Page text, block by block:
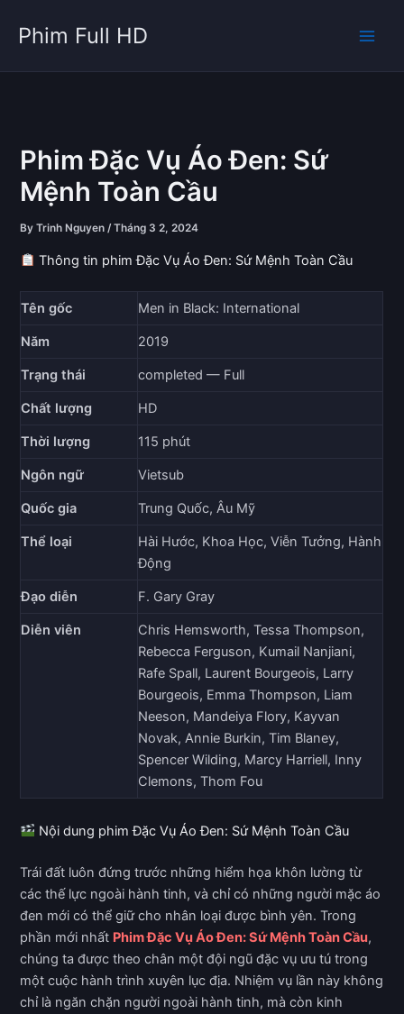
Phim Full HD
Phim Đặc Vụ Áo Đen: Sứ
Mệnh Toàn Cầu
ByTrinh Nguyen/Tháng 3 2, 2024
Thông tin phim Đặc Vụ Áo Đen: Sứ Mệnh Toàn Cầu
Tên gốc Men in Black: International
Năm 2019
Trạng thái completed — Full
Chất lượng HD
Thời lượng 115 phút
Ngôn ngữ Vietsub
Quốc gia Trung Quốc, Âu Mỹ
Thể loại
Hài Hước, Khoa Học, Viễn Tưởng, Hành
Động
Đạo diễn F. Gary Gray
Diễn viên
Chris Hemsworth, Tessa Thompson,
Rebecca Ferguson, Kumail Nanjiani,
Rafe Spall, Laurent Bourgeois, Larry
Bourgeois, Emma Thompson, Liam
Neeson, Mandeiya Flory, Kayvan
Novak, Annie Burkin, Tim Blaney,
Spencer Wilding, Marcy Harriell, Inny
Clemons, Thom Fou
Nội dung phim Đặc Vụ Áo Đen: Sứ Mệnh Toàn Cầu
Trái đất luôn đứng trước những hiểm họa khôn lường từ
các thế lực ngoài hành tinh, và chỉ có những người mặc áo
đen mới có thể giữ cho nhân loại được bình yên. Trong
phần mới nhất Phim Đặc Vụ Áo Đen: Sứ Mệnh Toàn Cầu,
chúng ta được theo chân một đội ngũ đặc vụ ưu tú trong
một cuộc hành trình xuyên lục địa. Nhiệm vụ lần này không
chỉ là ngăn chặn người ngoài hành tinh, mà còn kinh